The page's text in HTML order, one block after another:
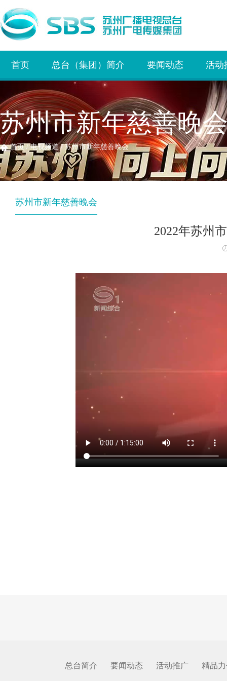
首页 总台（集团）简介 要闻动态 活动
苏州市新年慈善晚
首页/电视频道/苏州市新年慈善晚会
苏州市新年慈善晚会
2022年苏州
总台简介 要闻动态 活动推广 精品